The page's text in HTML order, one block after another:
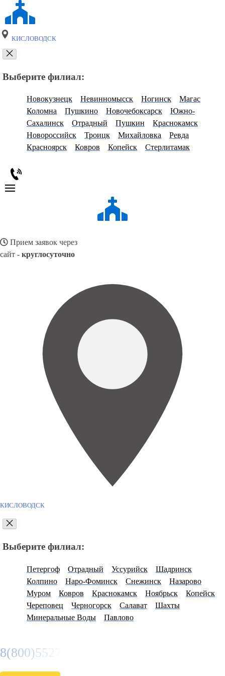
КИСЛОВОДСК
Выберите филиал:
Новокузнецк Невинномысск Ногинск
Магас
Коломна
Пушкино Новочебоксарск
Южно-
Сахалинск
Отрадный Пушкин
Краснокамск
Новороссийск
Троицк Михайловка
Ревда
Красноярск
Ковров Копейск Стерлитамак
Прием заявок через
сайт - круглосуточно
КИСЛОВОДСК
Выберите филиал:
Петергоф Отрадный Уссурийск
Шадринск
Колпино
Наро-Фоминск Снежинск
Назарово
Муром
Ковров Краснокамск Ноябрьск
Копейск
Череповец
Черногорск Салават
Шахты
Минеральные Воды
Павлово
8(800)5527584